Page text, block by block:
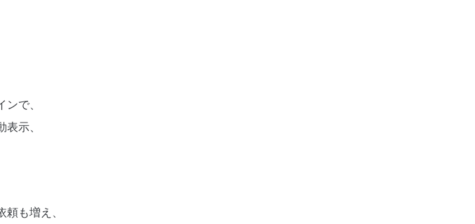
で、
示、
も増え、